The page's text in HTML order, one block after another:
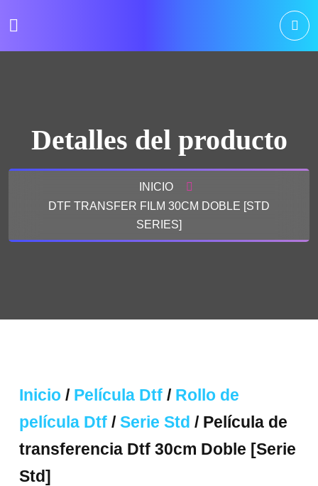
Detalles del producto
INICIO
DTF TRANSFER FILM 30CM DOBLE [STD
SERIES]
Inicio/ Película Dtf/ Rollo de
película Dtf/ Serie Std / Película de
transferencia Dtf 30cm Doble [Serie
Std]